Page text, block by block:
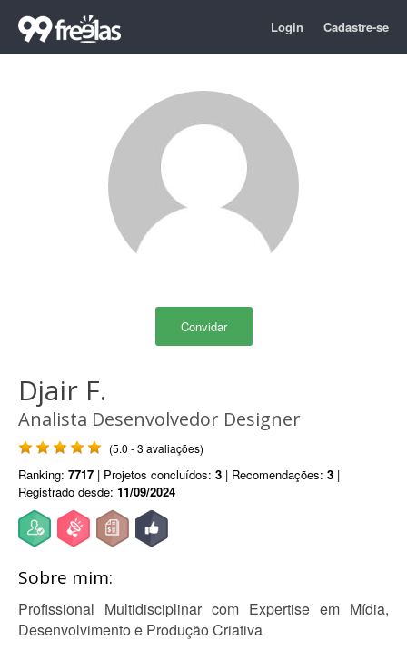
Login Cadastre-se
Convidar
Djair F.
Analista Desenvolvedor Designer
(5.0 - 3 avaliações)
Ranking: 7717 | Projetos concluídos: 3 | Recomendações: 3 |
Registrado desde: 11/09/2024
Sobre mim:
Profissional Multidisciplinar com Expertise em Mídia,
Desenvolvimento e Produção Criativa